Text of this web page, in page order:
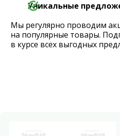
Уникальные
Мы регулярно проводим
на популярные товары.
в курсе всех выгодных